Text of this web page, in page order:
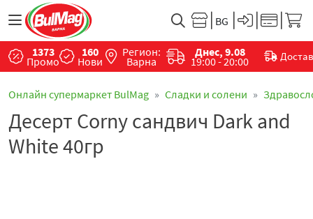
1373
Промо
160
Нови
Регион:
Варна
Днес, 9.08
19:00 - 20:00
Онлайн супермаркет BulMag Сладки и солени
Десерт Corny сандвич Dark and
White 40гр